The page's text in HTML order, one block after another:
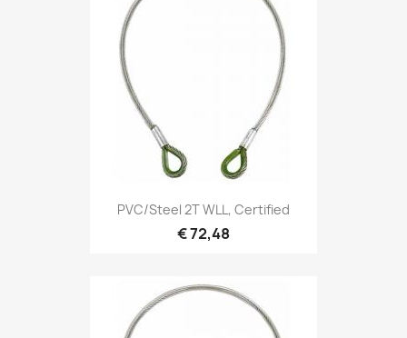
Snel bekijken
PVC/Steel 2T WLL, Certified
€ 72,48